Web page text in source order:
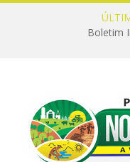
Boletim